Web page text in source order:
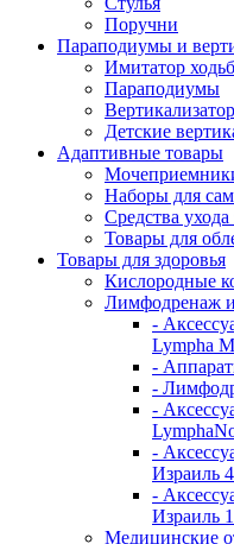
Поручни
Параподиумы и
Имитатор
Параподиумы
Детские
Адаптивные товары
Наборы для
Средства ухода
Товары для
Товары для здоровья
Кислородные
Лимфодренаж и
-
Lympha
-
-
-
-
Израиль
-
Израиль
Медицинские